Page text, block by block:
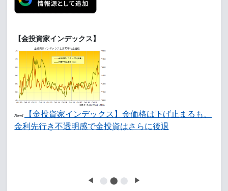
【金投資家インデックス】
New!
【金投資家インデックス】金価格は下げ止まるも、
金利先行き不透明感で金投資はさらに後退
◀ ⬤ ⬤ ⬤ ▶